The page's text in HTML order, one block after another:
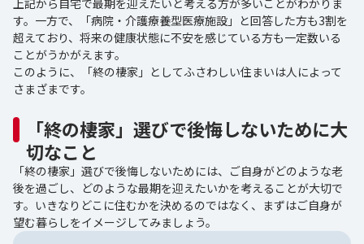
上記から自宅で最期を迎えたいと考える方が多いことがわかりま
す。一方で、「病院・介護療養型医療施設」と回答した方も3割を
超えており、将来の健康状態に不安を感じている方も一定数いる
ことがうかがえます。
このように、「終の棲家」としてふさわしい住まいは人によって
さまざまです。
「終の棲家」選びで後悔しないために大
切なこと
「終の棲家」選びで後悔しないためには、ご自身がどのような老
後を過ごし、どのような最期を迎えたいかを考えることが大切で
す。いきなりどこに住むかを決めるのではなく、まずはご自身が
望む暮らしをイメージしてみましょう。